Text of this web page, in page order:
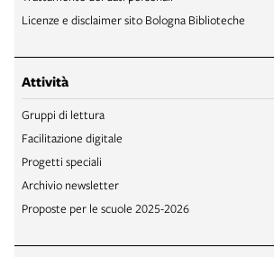
Licenze e disclaimer sito Bologna Biblioteche
Attività
Gruppi di lettura
Facilitazione digitale
Progetti speciali
Archivio newsletter
Proposte per le scuole 2025-2026